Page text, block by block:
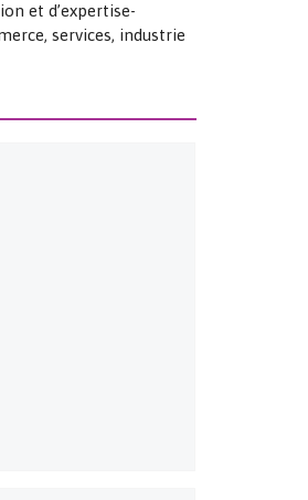
et d’expertise-
services, industrie